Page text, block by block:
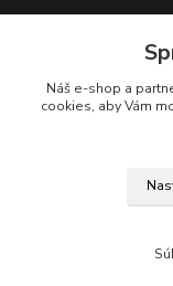
(Po.-Pi. 10.00 - 15.00)
Náš e-shop a
cookies, aby Vám